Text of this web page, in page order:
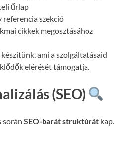
űrlap
referencia szekció
cikkek megosztásához
ami a szolgáltatásaid
elérését támogatja.
(SEO)
során SEO-barát struktúrát kap.